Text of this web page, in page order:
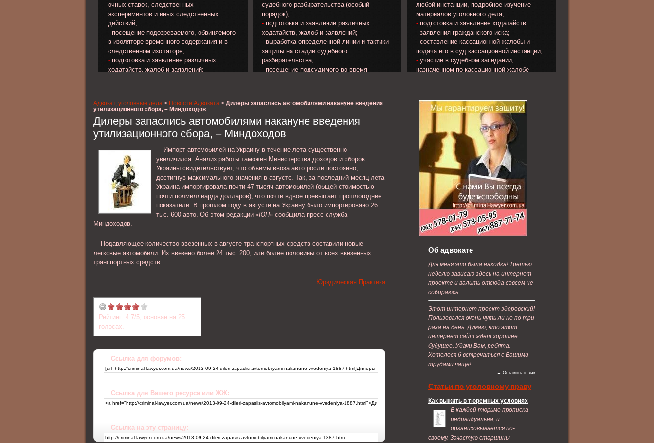
очных ставок, следственных
экспериментов и иных следственных
действий;
- посещение подозреваемого, обвиняемого
в изоляторе временного содержания и в
следственном изоляторе;
- подготовка и заявление различных
ходатайств, жалоб и заявлений;
стадии предварительного следствия;
личность обвиняемого; ознакомление с
материалами уголовного дела и др..
судебного разбирательства (особый
порядок);
-подготовка и заявление различных
ходатайств, жалоб и заявлений;
-выработка определенной линии и тактики
защиты на стадии судебного
разбирательства;
-посещение подсудимого во время
-ознакомление с протоколом судебного
содержанию.
любой инстанции, подробное изучение
материалов уголовного дела;
- подготовка и заявление ходатайств;
- заявления гражданского иска;
- составление кассационной жалобы и
подача его в суд кассационной инстанции;
- участие в судебном заседании,
назначенном по кассационной жалобе
Адвокат, уголовные дела > Новости Адвоката > Дилеры запаслись автомобилями накануне введения
утилизационного сбора, – Миндоходов
Дилеры запаслись автомобилями накануне введения
утилизационного сбора, – Миндоходов
Импорт автомобилей на Украину в течение лета существенно
увеличился. Анализ работы таможен Министерства доходов и сборов
Украины свидетельствует, что объемы ввоза авто росли постоянно,
достигнув максимального значения в августе. Так, за последний месяц лета
Украина импортировала почти 47 тысяч автомобилей (общей стоимостью
почти полмиллиарда долларов), что почти вдвое превышает прошлогодние
показатели. В прошлом году в августе на Украину было импортировано 26
тыс. 600 авто. Об этом редакции «ЮП» сообщила пресс-служба
Миндоходов.
Подавляющее количество ввезенных в августе транспортных средств составили новые
легковые автомобили. Их ввезено более 24 тыс. 200, или более половины от всех ввезенных
транспортных средств.
Юридическая Практика
Рейтинг: 4.7/5, основан на 25
голосах.
Ссылка для форумов:
Ссылка для Вашего ресурса или ЖЖ:
Ссылка на эту страницу:
Об адвокате
Для меня это была находка! Третью
неделю зависаю здесь на интернет
проекте и валить отсюда совсем не
собираюсь.
Этот интернет проект здоровский!
Пользовался очень чуть ли не по три
раза на день. Думаю, что этот
интернет сайт ждет хорошее
будущее. Удачи Вам, ребята.
Хотелося б встречаться с Вашими
трудами чаще!
→ Оставить отзыв
Статьи по уголовному праву
Как выжить в тюремных условиях
В каждой тюрьме прописка
индивидуальна, и
организовывается по-
своему. Зачастую старшины